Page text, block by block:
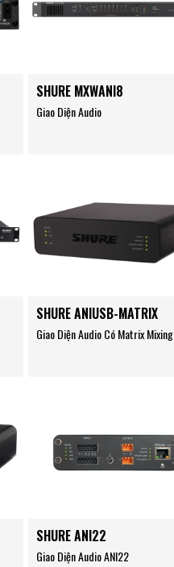
SHURE MXWANI8
Giao Diện Audio
SHURE ANIUSB-MATRIX
Giao Diện Audio Có Matrix Mixing
SHURE ANI22
Giao Diện Audio ANI22